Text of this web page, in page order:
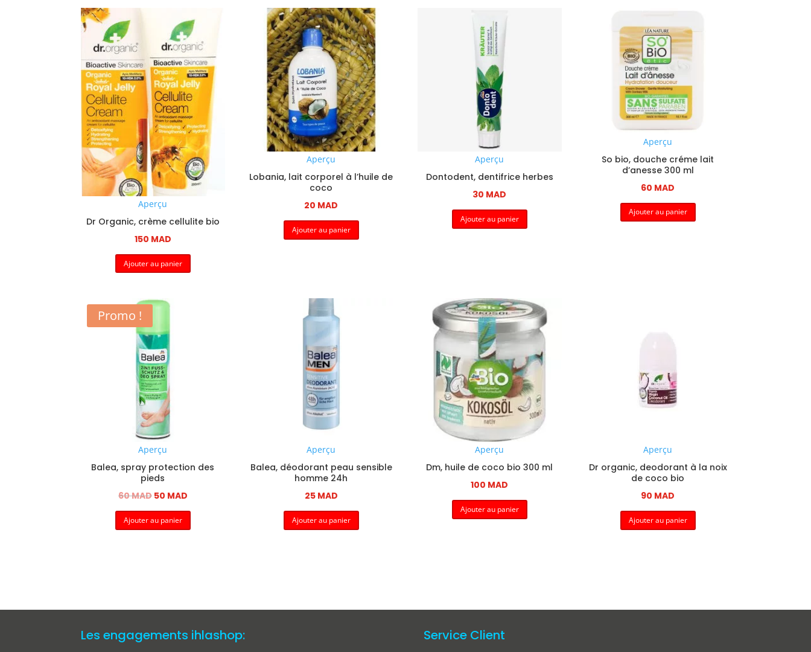
Aperçu
Dr Organic, crème cellulite bio
150 MAD
Ajouter au panier
Aperçu
Lobania, lait corporel à l’huile de
coco
20 MAD
Ajouter au panier
Aperçu
Dontodent, dentifrice herbes
30 MAD
Ajouter au panier
Aperçu
So bio, douche créme lait
d’anesse 300 ml
60 MAD
Ajouter au panier
Promo !
Aperçu
Balea, spray protection des
pieds
60MAD Le
prix
initial
50 MADLe
prix
actuel
Ajouter au panier
Aperçu
Balea, déodorant peau sensible
homme 24h
25 MAD
Ajouter au panier
Aperçu
Dm, huile de coco bio 300 ml
100 MAD
Ajouter au panier
Aperçu
Dr organic, deodorant à la noix
de coco bio
90 MAD
Ajouter au panier
Les engagements ihlashop: Service Client